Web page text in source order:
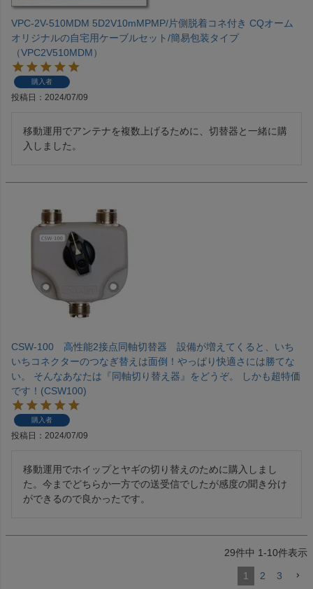
VPC-2V-510MDM 5D2V10mMPMP/片側脱着コネ付き CQオーム
オリジナルの自宅用ケーブルセット/簡易包装タイプ
（VPC2V510MDM）
購入者
投稿日 2024/07/09
移動運用でアンテナを複数上げるために、切替器と一緒に購
CSW-100 高性能2接点同軸切替器 設備が増えてくると、いち
いちコネクターのつなぎ替えは面倒！やっぱり快適さには勝てな
い。 そんなあなたは『同軸切り替え器』をどうぞ。 しかも超特価
です！(CSW100)
購入者
投稿日 2024/07/09
移動運用でホイップとヤギの切り替えのために購入しまし
た。今までどちらか一方での送受信でしたが感度の聞き分け
ができるので良かったです。
29件中 1-10件表示
1 2 3